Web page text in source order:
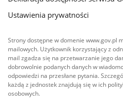
Ustawienia prywatności
Strony dostępne w domenie www.gov.pl
mailowych. Użytkownik korzystający z
mail zgadza się na przetwarzanie jego
dobrowolnie podanych danych w
odpowiedzi na przesłane pytania.
każdą z jednostek znajdują się w ich
osobowych.